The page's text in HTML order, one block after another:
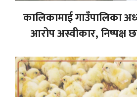
कालिकामाई गाउँपालिका
आरोप अस्वीकार, निष्पक्ष